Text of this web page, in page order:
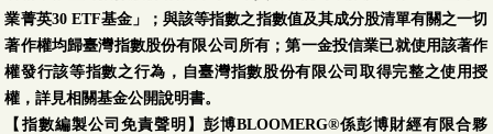
業菁英30 ETF基金」；與該等指數之指數值及其成分股清單有關之一切
著作權均歸臺灣指數股份有限公司所有；第一金投信業已就使用該著作
權發行該等指數之行為，自臺灣指數股份有限公司取得完整之使用授
權，詳見相關基金公開說明書。
【指數編製公司免責聲明】彭博BLOOMERG®係彭博財經有限合夥